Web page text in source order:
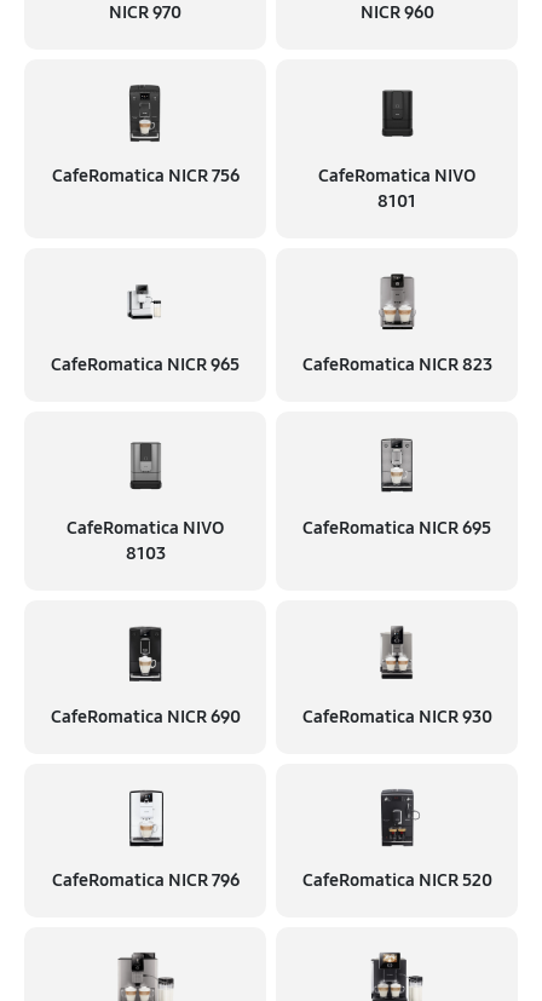
NICR 970 NICR 960
CafeRomatica NICR 756
CafeRomatica NIVO
8101
CafeRomatica NICR 965 CafeRomatica NICR 823
CafeRomatica NIVO
8103
CafeRomatica NICR 695
CafeRomatica NICR 690 CafeRomatica NICR 930
CafeRomatica NICR 796 CafeRomatica NICR 520